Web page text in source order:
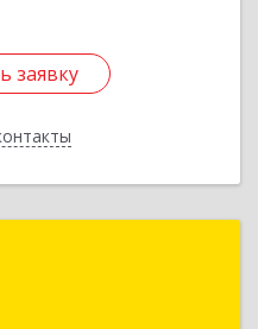
заявку
заявку
Карасукский р-н,